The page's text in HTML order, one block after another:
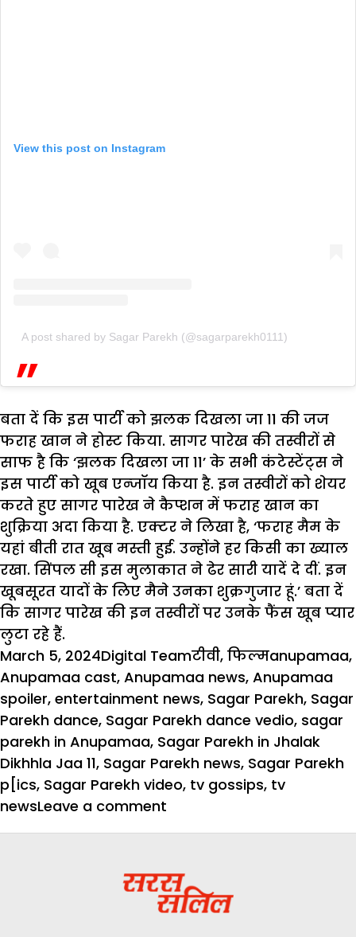
View this post on Instagram
A post shared by Sagar Parekh (@sagarparekh0111)
बता दें कि इस पार्टी को झलक दिखला जा 11 की जज
फराह खान ने होस्ट किया. सागर पारेख की तस्वीरों से
साफ है कि ‘झलक दिखला जा 11’ के सभी कंटेस्टेंट्स ने
इस पार्टी को खूब एन्जॉय किया है. इन तस्वीरों को शेयर
करते हुए सागर पारेख ने कैप्शन में फराह खान का
शुक्रिया अदा किया है. एक्टर ने लिखा है, ‘फराह मैम के
यहां बीती रात खूब मस्ती हुई. उन्होंने हर किसी का ख्याल
रखा. सिंपल सी इस मुलाकात ने ढेर सारी यादें दे दीं. इन
खूबसूरत यादों के लिए मैने उनका शुक्रगुजार हूं.’ बता दें
कि सागर पारेख की इन तस्वीरों पर उनके फैंस खूब प्यार
लुटा रहे हैं.
Posted
on
March 5, 2024Author
Digital TeamCategories
टीवी, फिल्मTags
anupamaa,
Anupamaa cast, Anupamaa news, Anupamaa
spoiler, entertainment news, Sagar Parekh, Sagar
Parekh dance, Sagar Parekh dance vedio, sagar
parekh in Anupamaa, Sagar Parekh in Jhalak
Dikhhla Jaa 11, Sagar Parekh news, Sagar Parekh
p[ics, Sagar Parekh video, tv gossips, tv
newsLeave a comment
जा
11
की